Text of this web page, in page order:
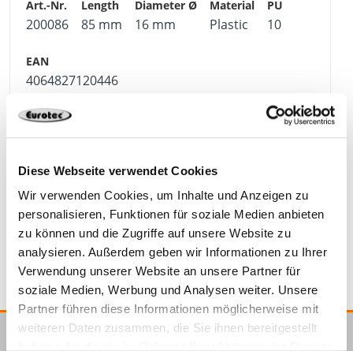
Diese Webseite verwendet Cookies
Wir verwenden Cookies, um Inhalte und Anzeigen zu
personalisieren, Funktionen für soziale Medien anbieten
zu können und die Zugriffe auf unsere Website zu
analysieren. Außerdem geben wir Informationen zu Ihrer
Verwendung unserer Website an unsere Partner für
soziale Medien, Werbung und Analysen weiter. Unsere
Partner führen diese Informationen möglicherweise mit
weiteren Daten zusammen, die Sie ihnen bereitgestellt
200086 85 mm 16 mm Plastic 10
4064827120446
200087 130 mm 20 mm
4064827120477